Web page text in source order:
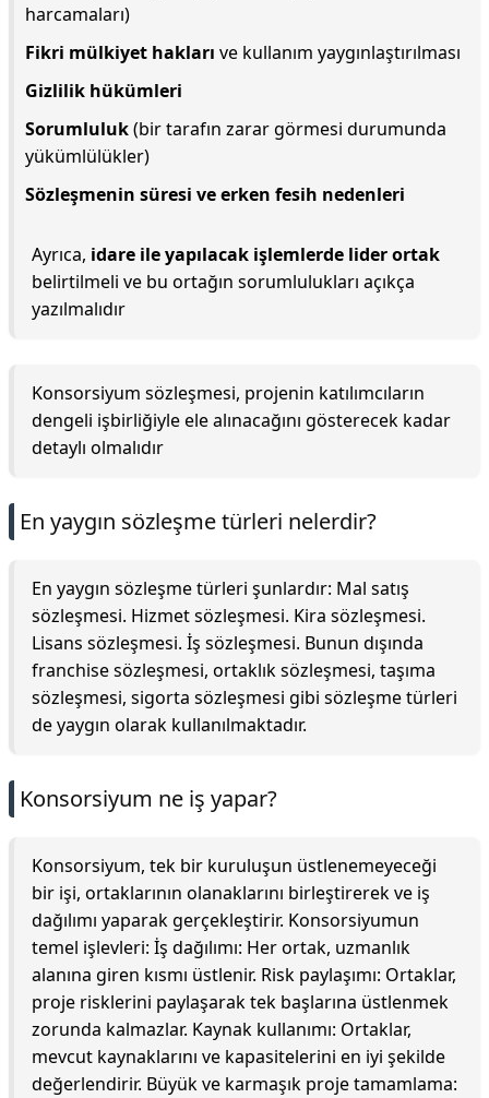
harcamaları)
Fikri mülkiyet hakları ve kullanım yaygınlaştırılması
Gizlilik hükümleri
Sorumluluk(bir tarafın zarar görmesi durumunda
yükümlülükler)
Sözleşmenin süresi ve erken fesih nedenleri
Ayrıca, idare ile yapılacak işlemlerde lider ortak
belirtilmeli ve bu ortağın sorumlulukları açıkça
yazılmalıdır
Konsorsiyum sözleşmesi, projenin katılımcıların
dengeli işbirliğiyle ele alınacağını gösterecek kadar
detaylı olmalıdır
En yaygın sözleşme türleri nelerdir?
En yaygın sözleşme türleri şunlardır: Mal satış
sözleşmesi. Hizmet sözleşmesi. Kira sözleşmesi.
Lisans sözleşmesi. İş sözleşmesi. Bunun dışında
franchise sözleşmesi, ortaklık sözleşmesi, taşıma
sözleşmesi, sigorta sözleşmesi gibi sözleşme türleri
de yaygın olarak kullanılmaktadır.
Konsorsiyum ne iş yapar?
Konsorsiyum, tek bir kuruluşun üstlenemeyeceği
bir işi, ortaklarının olanaklarını birleştirerek ve iş
dağılımı yaparak gerçekleştirir. Konsorsiyumun
temel işlevleri: İş dağılımı: Her ortak, uzmanlık
alanına giren kısmı üstlenir. Risk paylaşımı: Ortaklar,
proje risklerini paylaşarak tek başlarına üstlenmek
zorunda kalmazlar. Kaynak kullanımı: Ortaklar,
mevcut kaynaklarını ve kapasitelerini en iyi şekilde
değerlendirir. Büyük ve karmaşık proje tamamlama: